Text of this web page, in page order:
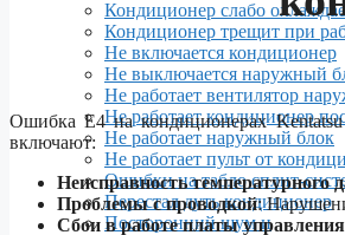
Кондиционер слабо
Кондиционер трещит при
Не включается кондиционер
Не выключается наружный
Не работает вентилятор
Не работает кондиционер
Не работает наружный блок
Не работает пульт от
Ошибки на табло сплит-
Перестал дуть кондиционер
Посторонний шум и
Ошибка E4 на кондиционерах
включают:
Неисправность температурного
Проблемы с проводкой:
Сбои в работе платы управления